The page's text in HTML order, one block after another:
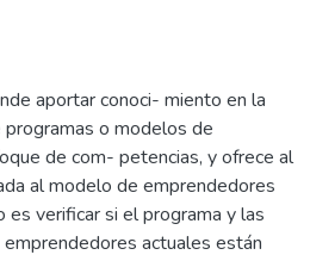
aportar conoci- miento en la
o modelos de
de com- petencias, y ofrece al
al modelo de emprendedores
verificar si el programa y las
actuales están